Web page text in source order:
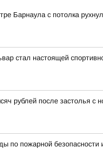
Барнаула с потолка
стал настоящей
рублей после застолья с
по пожарной безопасности